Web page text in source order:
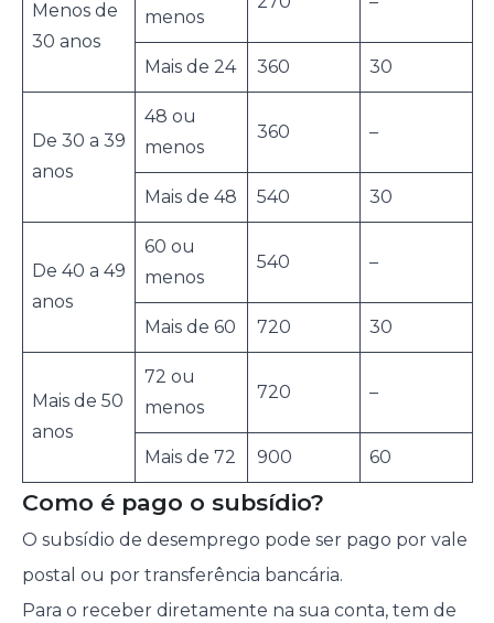
Menos de
30 anos
menos
Mais de 24 360 30
De 30 a 39
anos
48 ou
menos
360 –
Mais de 48 540 30
De 40 a 49
anos
60 ou
menos
540 –
Mais de 60 720 30
Mais de 50
anos
72 ou
menos
720 –
Mais de 72 900 60
Como é pago o subsídio?
O subsídio de desemprego pode ser pago por vale
postal ou por transferência bancária.
Para o receber diretamente na sua conta, tem de